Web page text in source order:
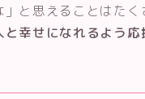
と思えることはたく
幸せになれるよう応